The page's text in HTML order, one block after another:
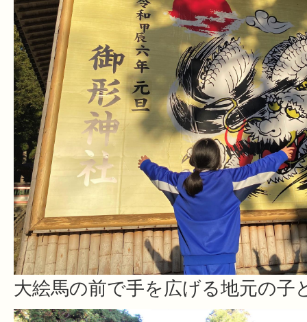
大絵馬の前で手を広げる地元の子